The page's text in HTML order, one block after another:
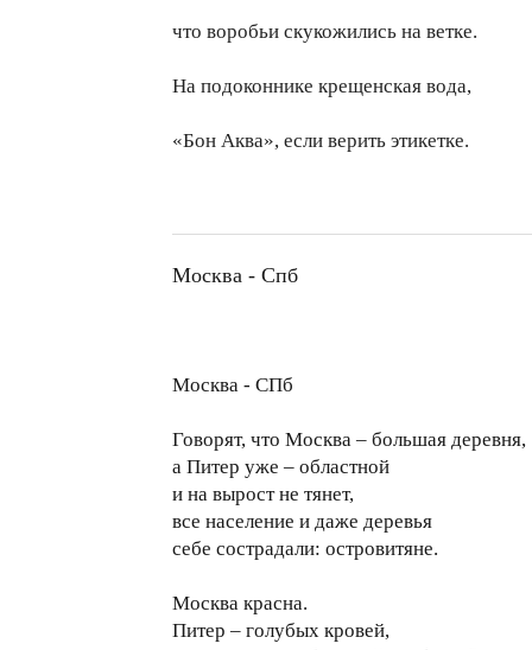
что воробьи скукожились на ветке.
На подоконнике крещенская вода,
«Бон Аква», если верить этикетке.
Москва - Спб
Москва - СПб
Говорят, что Москва – большая деревня,
а Питер уже – областной
и на вырост не тянет,
все население и даже деревья
себе сострадали: островитяне.
Москва красна.
Питер – голубых кровей,